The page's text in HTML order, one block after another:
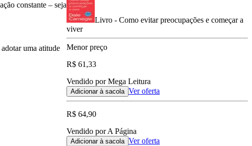
Livro - Como evitar preocupações e começar a
viver
Menor preço
R$ 61,33
Vendido por Mega Leitura
Adicionar à sacola Ver oferta
R$ 64,90
Vendido por A Página
Adicionar à sacola Ver oferta
constante – seja
uma atitude